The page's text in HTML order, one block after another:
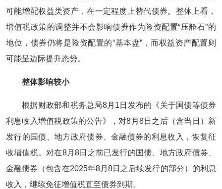
可能增配权益类资产，在一定程度上替代债券。整体上看，
增值税政策的调整并不会影响债券作为险资配置“压舱石”的
地位，债券仍将是险资配置的“基本盘”，而权益资产配置则
可能呈边际提升态势。
整体影响较小
根据财政部和税务总局8月1日发布的《关于国债等债券
利息收入增值税政策的公告》，对8月8日之后（含当日）新
发行的国债、地方政府债券、金融债券的利息收入，恢复征
收增值税。对在8月8日之前已发行的国债、地方政府债券、
金融债券（包含在2025年8月8日之后续发行的部分）的利息
收入，继续免征增值税直至债券到期。